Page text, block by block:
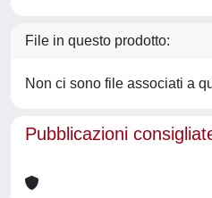
File in questo prodotto:
Non ci sono file associati a
Pubblicazioni